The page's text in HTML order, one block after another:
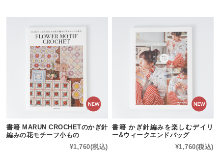
書籍 MARUN CROCHETのかぎ針
編みの花モチーフ小もの
¥1,760(税込)
書籍 かぎ針編みを楽しむデイリ
ー&ウィークエンドバッグ
¥1,760(税込)